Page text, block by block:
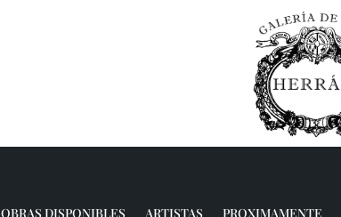
OBRAS DISPONIBLES ARTISTAS PROXIMAMENTE